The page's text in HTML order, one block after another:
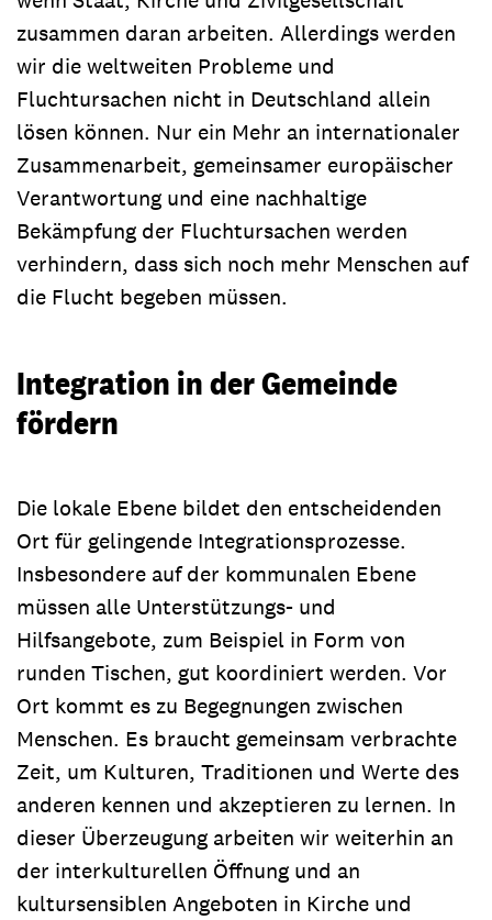
zusammen daran arbeiten. Allerdings werden
wir die weltweiten Probleme und
Fluchtursachen nicht in Deutschland allein
lösen können. Nur ein Mehr an internationaler
Zusammenarbeit, gemeinsamer europäischer
Verantwortung und eine nachhaltige
Bekämpfung der Fluchtursachen werden
verhindern, dass sich noch mehr Menschen auf
die Flucht begeben müssen.
Integration in der Gemeinde
fördern
Die lokale Ebene bildet den entscheidenden
Ort für gelingende Integrationsprozesse.
Insbesondere auf der kommunalen Ebene
müssen alle Unterstützungs- und
Hilfsangebote, zum Beispiel in Form von
runden Tischen, gut koordiniert werden. Vor
Ort kommt es zu Begegnungen zwischen
Menschen. Es braucht gemeinsam verbrachte
Zeit, um Kulturen, Traditionen und Werte des
anderen kennen und akzeptieren zu lernen. In
dieser Überzeugung arbeiten wir weiterhin an
der interkulturellen Öffnung und an
kultursensiblen Angeboten in Kirche und